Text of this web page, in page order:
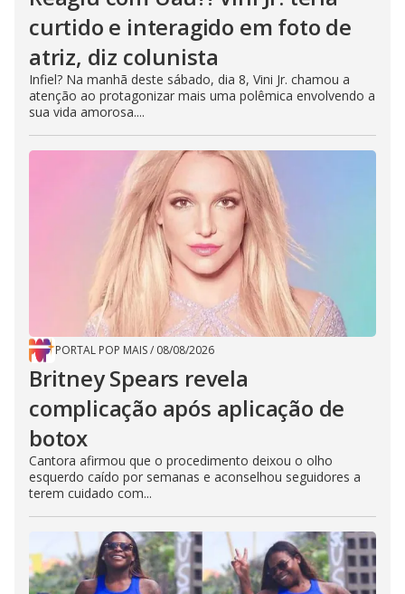
curtido e interagido em foto de
atriz, diz colunista
Infiel? Na manhã deste sábado, dia 8, Vini Jr. chamou a
atenção ao protagonizar mais uma polêmica envolvendo a
sua vida amorosa....
PORTAL POP MAIS/ 08/08/2026
Britney Spears revela
complicação após aplicação de
botox
Cantora afirmou que o procedimento deixou o olho
esquerdo caído por semanas e aconselhou seguidores a
terem cuidado com...